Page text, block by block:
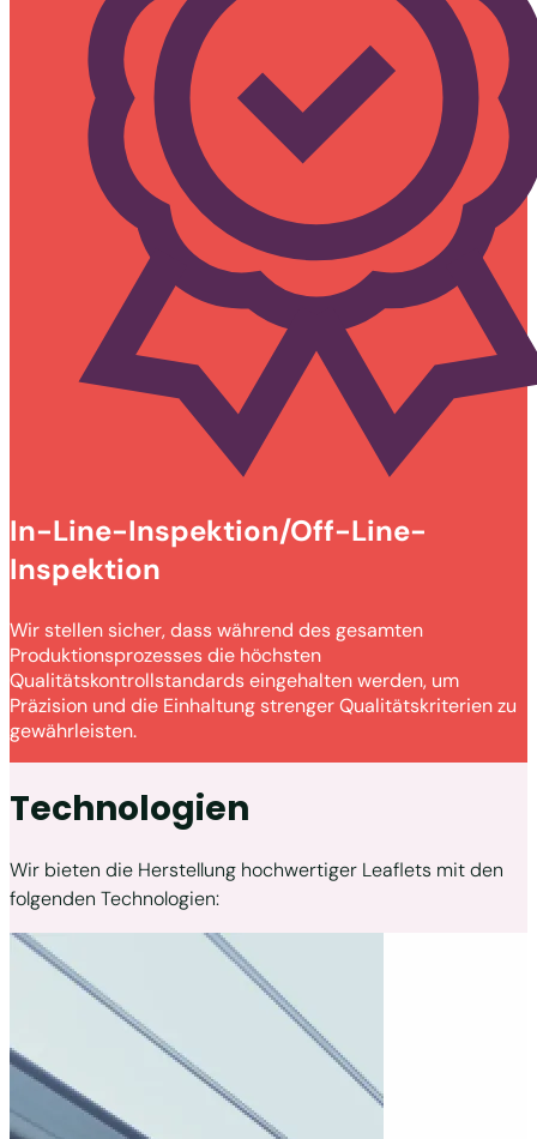
In-Line-Inspektion/Off-Line-
Inspektion
Wir stellen sicher, dass während des gesamten
Produktionsprozesses die höchsten
Qualitätskontrollstandards eingehalten werden, um
Präzision und die Einhaltung strenger Qualitätskriterien zu
gewährleisten.
Technologien
Wir bieten die Herstellung hochwertiger Leaflets mit den
folgenden Technologien: